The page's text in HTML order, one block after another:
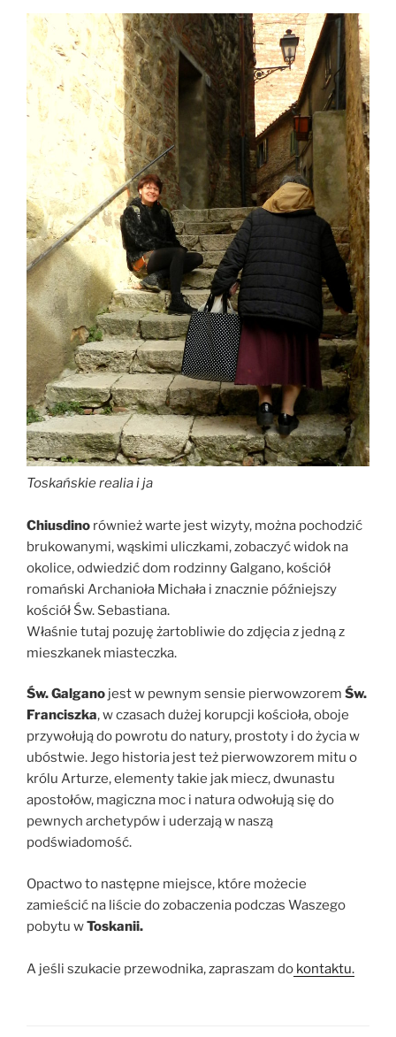
Toskańskie realia i ja
Chiusdino również warte jest wizyty, można pochodzić
brukowanymi, wąskimi uliczkami, zobaczyć widok na
okolice, odwiedzić dom rodzinny Galgano, kościół
romański Archanioła Michała i znacznie późniejszy
kościół Św. Sebastiana.
Właśnie tutaj pozuję żartobliwie do zdjęcia z jedną z
mieszkanek miasteczka.
Św. Galgano jest w pewnym sensie pierwowzorem Św.
Franciszka, w czasach dużej korupcji kościoła, oboje
przywołują do powrotu do natury, prostoty i do życia w
ubóstwie. Jego historia jest też pierwowzorem mitu o
królu Arturze, elementy takie jak miecz, dwunastu
apostołów, magiczna moc i natura odwołują się do
pewnych archetypów i uderzają w naszą
podświadomość.
Opactwo to następne miejsce, które możecie
zamieścić na liście do zobaczenia podczas Waszego
pobytu wToskanii.
A jeśli szukacie przewodnika, zapraszam do kontaktu.